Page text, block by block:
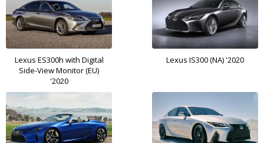
Lexus ES300h with Digital
Side-View Monitor (EU)
'2020
Lexus IS300 (NA) '2020